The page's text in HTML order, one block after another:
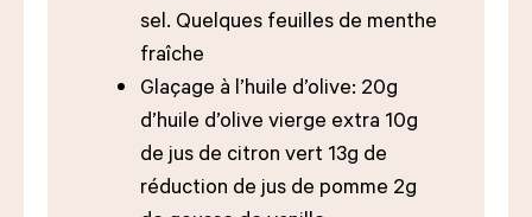
sel. Quelques feuilles de menthe
fraîche
Glaçage à l’huile d’olive: 20g
d’huile d’olive vierge extra 10g
de jus de citron vert 13g de
réduction de jus de pomme 2g